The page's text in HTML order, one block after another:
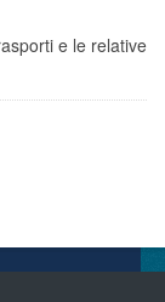
e le relative